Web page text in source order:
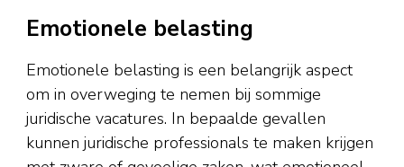
Emotionele belasting
Emotionele belasting is een belangrijk aspect
om in overweging te nemen bij sommige
juridische vacatures. In bepaalde gevallen
kunnen juridische professionals te maken krijgen